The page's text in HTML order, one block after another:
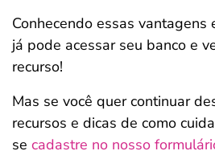
Conhecendo essas vantagens
já pode acessar seu banco e
recurso!
Mas se você quer continuar
recursos e dicas de como
se cadastre no nosso